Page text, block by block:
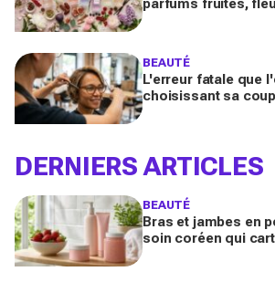
parfums fruités,
BEAUTÉ
L'erreur fatale que
choisissant sa
DERNIERS ARTICLES
BEAUTÉ
Bras et jambes en
soin coréen qui